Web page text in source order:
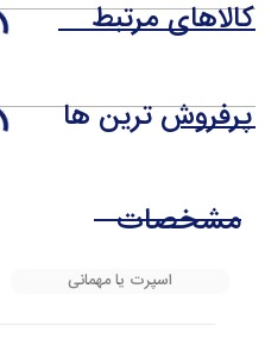
کالاهای مرتبط
پرفروش ترین ها
مشخصات
اسپرت یا مهمانی